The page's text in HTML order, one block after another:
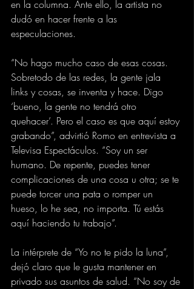
en la columna. Ante ello, la artista no
dudó en hacer frente a las
especulaciones.
“No hago mucho caso de esas cosas.
Sobretodo de las redes, la gente jala
links y cosas, se inventa y hace. Digo
‘bueno, la gente no tendrá otro
quehacer’. Pero el caso es que aquí estoy
grabando”, advirtió Romo en entrevista a
Televisa Espectáculos. “Soy un ser
humano. De repente, puedes tener
complicaciones de una cosa u otra; se te
puede torcer una pata o romper un
hueso, lo he sea, no importa. Tú estás
aquí haciendo tu trabajo”.
La intérprete de “Yo no te pido la luna”,
dejó claro que le gusta mantener en
privado sus asuntos de salud. “No soy de